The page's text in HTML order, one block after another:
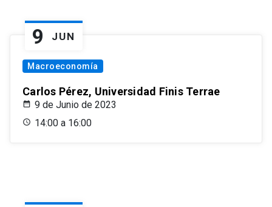
9 JUN
Macroeconomía
Carlos Pérez, Universidad Finis Terrae
9 de Junio de 2023
14:00 a 16:00